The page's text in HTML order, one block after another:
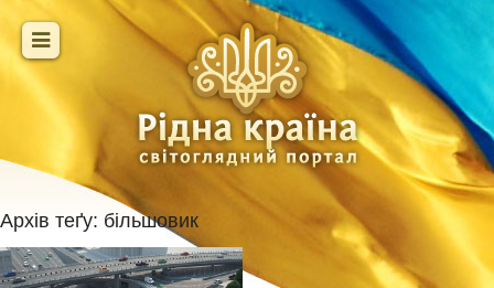
Архів теґу: більшовик